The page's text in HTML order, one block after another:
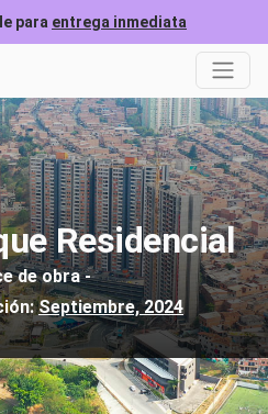
para entrega inmediata
Residencial
de obra -
Septiembre, 2024